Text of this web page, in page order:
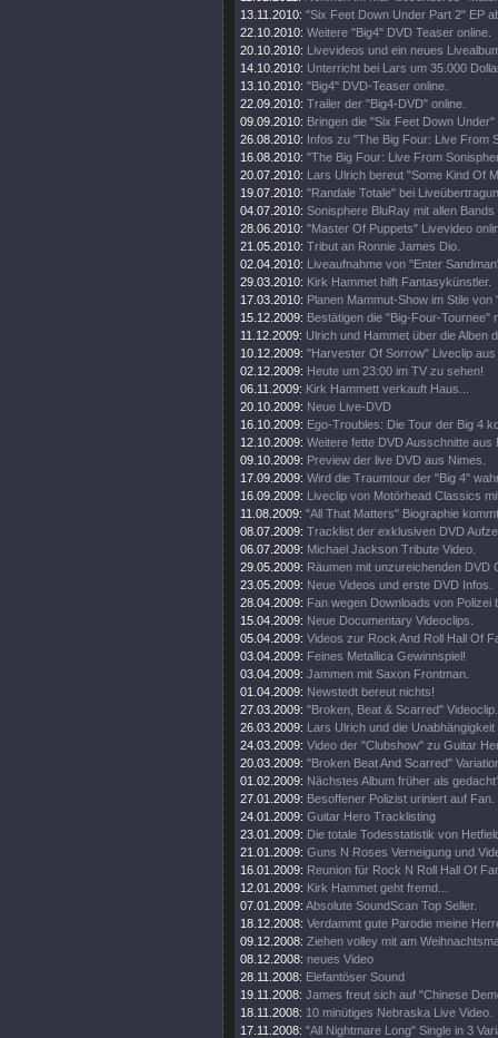
13.11.2010: "Six Feet Down Under Part 2" EP
22.10.2010: Weitere "Big4" DVD Teaser online.
20.10.2010: Livevideos und ein neues
14.10.2010: Unterricht bei Lars um 35.000
13.10.2010: "Big4" DVD-Teaser online.
22.09.2010: Trailer der "Big4-DVD" online.
09.09.2010: Bringen die "Six Feet Down Under"
26.08.2010: Infos zu "The Big Four: Live From
16.08.2010: "The Big Four: Live From
20.07.2010: Lars Ulrich bereut "Some Kind Of
19.07.2010: "Randale Totale" bei
04.07.2010: Sonisphere BluRay mit allen Bands
28.06.2010: "Master Of Puppets" Livevideo
21.05.2010: Tribut an Ronnie James Dio.
02.04.2010: Liveaufnahme von "Enter
29.03.2010: Kirk Hammet hilft Fantasykünstler.
17.03.2010: Planen Mammut-Show im Stile von
15.12.2009: Bestätigen die "Big-Four-Tournee"
11.12.2009: Ulrich und Hammet über die Alben
10.12.2009: "Harvester Of Sorrow" Liveclip
02.12.2009: Heute um 23:00 im TV zu sehen!
06.11.2009: Kirk Hammett verkauft Haus...
20.10.2009: Neue Live-DVD
16.10.2009: Ego-Troubles: Die Tour der Big 4
12.10.2009: Weitere fette DVD Ausschnitte aus
09.10.2009: Preview der live DVD aus Nimes.
17.09.2009: Wird die Traumtour der "Big 4"
16.09.2009: Liveclip von Motörhead Classics
11.08.2009: "All That Matters" Biographie
08.07.2009: Tracklist der exklusiven DVD
06.07.2009: Michael Jackson Tribute Video.
29.05.2009: Räumen mit unzureichenden DVD
23.05.2009: Neue Videos und erste DVD Infos.
28.04.2009: Fan wegen Downloads von Polizei
15.04.2009: Neue Documentary Videoclips.
05.04.2009: Videos zur Rock And Roll Hall Of
03.04.2009: Feines Metallica Gewinnspiel!
03.04.2009: Jammen mit Saxon Frontman.
01.04.2009: Newstedt bereut nichts!
27.03.2009: "Broken, Beat & Scarred" Videoclip.
26.03.2009: Lars Ulrich und die Unabhängigkeit
24.03.2009: Video der "Clubshow" zu Guitar
20.03.2009: "Broken Beat And Scarred"
01.02.2009: Nächstes Album früher als
27.01.2009: Besoffener Polizist uriniert auf Fan.
24.01.2009: Guitar Hero Tracklisting
23.01.2009: Die totale Todesstatistik von
21.01.2009: Guns N Roses Verneigung und
16.01.2009: Reunion für Rock N Roll Hall Of
12.01.2009: Kirk Hammet geht fremd...
07.01.2009: Absolute SoundScan Top Seller.
18.12.2008: Verdammt gute Parodie meine
09.12.2008: Ziehen volley mit am
08.12.2008: neues Video
28.11.2008: Elefantöser Sound
19.11.2008: James freut sich auf "Chinese
18.11.2008: 10 minütiges Nebraska Live Video.
17.11.2008: "All Nightmare Long" Single in 3